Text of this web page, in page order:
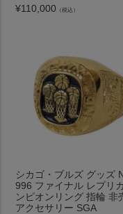
¥110,000 （税込）
シカゴ・ブルズ グッズ
996 ファイナル レプリ
ンピオンリング 指輪 非
アクセサリー SGA